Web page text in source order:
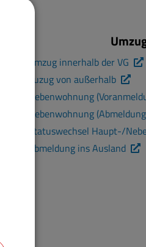
Umzug innerhalb der VG
Zuzug von außerhalb
Nebenwohnung
Nebenwohnung
Statuswechsel Haupt-/
Abmeldung ins Ausland